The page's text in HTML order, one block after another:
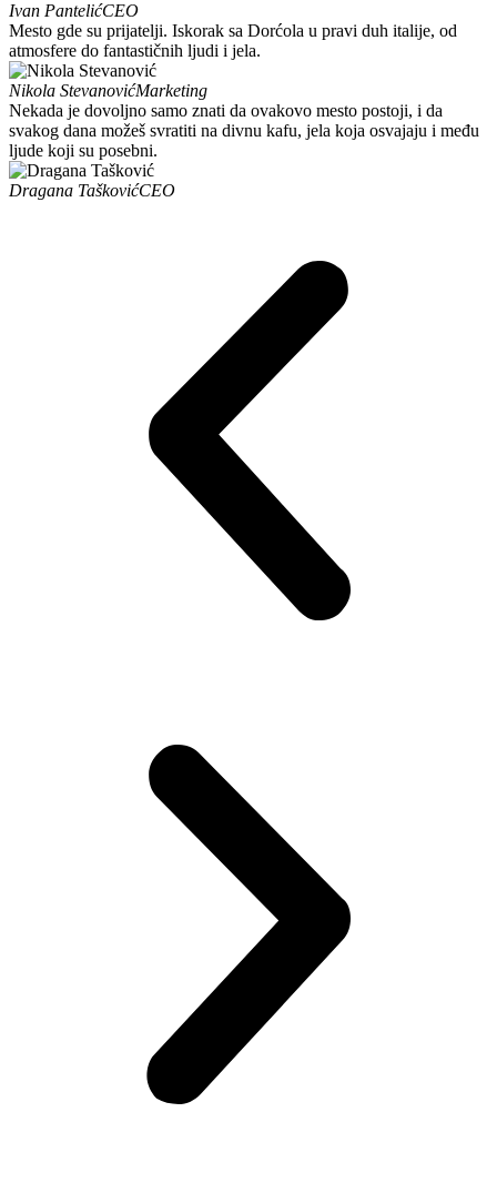
Ivan PantelićCEO
Mesto gde su prijatelji. Iskorak sa Dorćola u pravi duh italije, od
atmosfere do fantastičnih ljudi i jela.
Nikola StevanovićMarketing
Nekada je dovoljno samo znati da ovakovo mesto postoji, i da
svakog dana možeš svratiti na divnu kafu, jela koja osvajaju i među
ljude koji su posebni.
Dragana TaškovićCEO